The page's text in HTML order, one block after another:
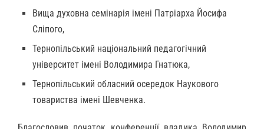
Вища духовна семінарія імені Патріарха Йосифа
Сліпого,
Тернопільський національний педагогічний
університет імені Володимира Гнатюка,
Тернопільський обласний осередок Наукового
товариства імені Шевченка.